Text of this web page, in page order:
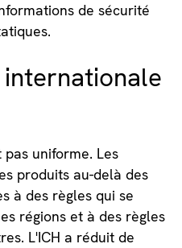
de sécurité
uniforme. Les
produits au-delà des
à des règles qui se
régions et à des règles
L'ICH a réduit de